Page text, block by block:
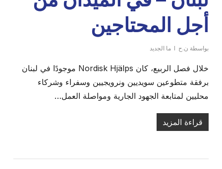
أجل المحتاجين
بواسطة ن.ح ما الجديد
خلال فصل الربيع، كان Nordisk Hjälps موجودًا في لبنان
برفقة متطوعين سويديين ونرويجيين وسفراء وشركاء
محليين لمتابعة الجهود الجارية ومواصلة العمل…
قراءة المزيد